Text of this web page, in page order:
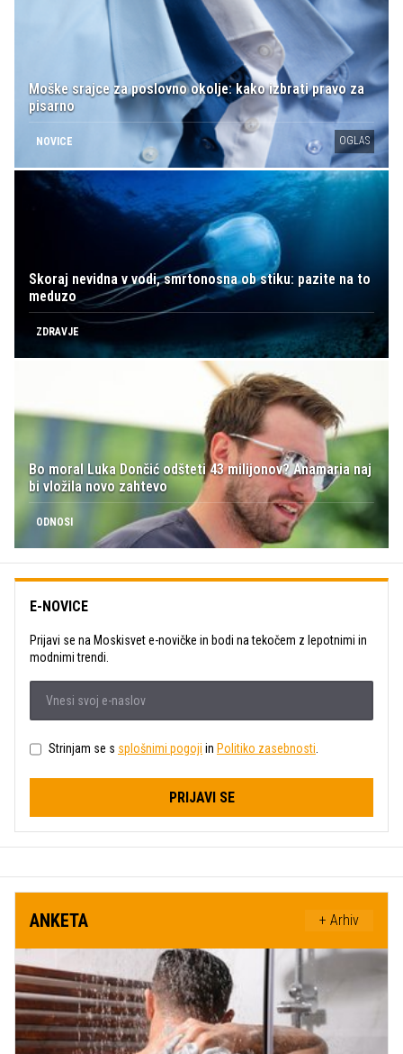
Moške srajce za poslovno okolje: kako izbrati pravo za
pisarno
NOVICE OGLAS
Skoraj nevidna v vodi, smrtonosna ob stiku: pazite na to
meduzo
ZDRAVJE
Bo moral Luka Dončić odšteti 43 milijonov? Anamaria naj
bi vložila novo zahtevo
ODNOSI
E-NOVICE
Prijavi se na Moskisvet e-novičke in bodi na tekočem z lepotnimi in
modnimi trendi.
Strinjam se s splošnimi pogoji in Politiko zasebnosti
PRIJAVI SE
ANKETA + Arhiv